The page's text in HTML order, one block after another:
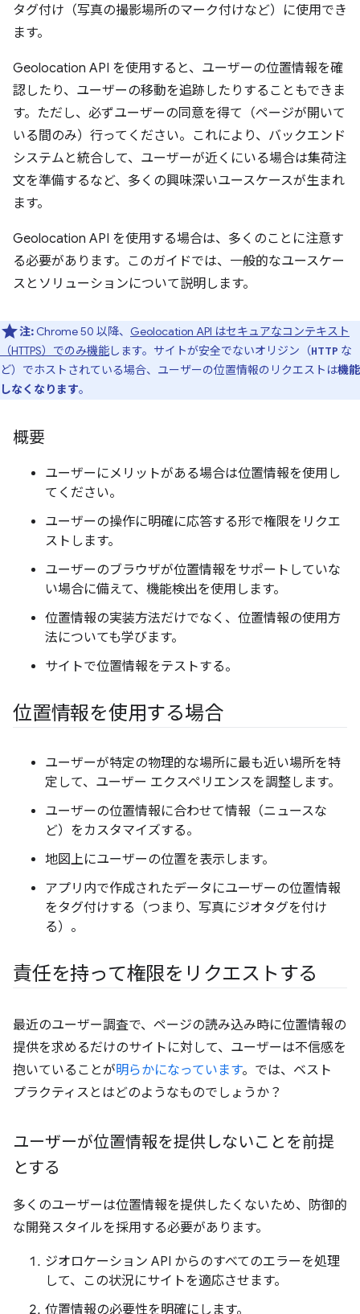
タグ付け（写真の撮影場所のマーク付けなど）に使用でき
ます。
Geolocation API を使用すると、ユーザーの位置情報を確
認したり、ユーザーの移動を追跡したりすることもできま
す。ただし、必ずユーザーの同意を得て（ページが開いて
いる間のみ）行ってください。これにより、バックエンド
システムと統合して、ユーザーが近くにいる場合は集荷注
文を準備するなど、多くの興味深いユースケースが生まれ
ます。
Geolocation API を使用する場合は、多くのことに注意す
る必要があります。このガイドでは、一般的なユースケー
スとソリューションについて説明します。
注: Chrome 50 以降、 Geolocation API はセキュアなコンテキスト
（HTTPS）でのみ機能します。サイトが安全でないオリジン（HTTP な
ど）でホストされている場合、ユーザーの位置情報のリクエストは機能
しなくなります。
概要
ユーザーにメリットがある場合は位置情報を使用し
てください。
ユーザーの操作に明確に応答する形で権限をリクエ
ストします。
ユーザーのブラウザが位置情報をサポートしていな
い場合に備えて、機能検出を使用します。
位置情報の実装方法だけでなく、位置情報の使用方
法についても学びます。
サイトで位置情報をテストする。
位置情報を使用する場合
ユーザーが特定の物理的な場所に最も近い場所を特
定して、ユーザー エクスペリエンスを調整します。
ユーザーの位置情報に合わせて情報（ニュースな
ど）をカスタマイズする。
地図上にユーザーの位置を表示します。
アプリ内で作成されたデータにユーザーの位置情報
をタグ付けする（つまり、写真にジオタグを付け
る）。
責任を持って権限をリクエストする
最近のユーザー調査で、ページの読み込み時に位置情報の
提供を求めるだけのサイトに対して、ユーザーは不信感を
抱いていることが明らかになっています。では、ベスト
プラクティスとはどのようなものでしょうか？
ユーザーが位置情報を提供しないことを前提
とする
多くのユーザーは位置情報を提供したくないため、防御的
な開発スタイルを採用する必要があります。
ジオロケーション API からのすべてのエラーを処理
して、この状況にサイトを適応させます。
位置情報の必要性を明確にします。